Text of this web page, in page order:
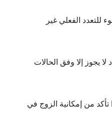
للتعدد الفعلي غير
يجوز إلا وفق الحالات
تأكد من إمكانية الزوج في